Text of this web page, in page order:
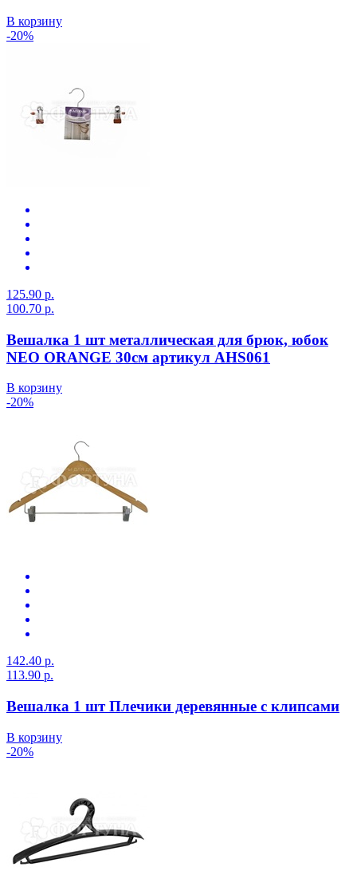
В корзину
-20%
125.90 р.
100.70 р.
Вешалка 1 шт металлическая для брюк, юбок
NEO ORANGE 30см артикул AHS061
В корзину
-20%
142.40 р.
113.90 р.
Вешалка 1 шт Плечики деревянные с клипсами
В корзину
-20%